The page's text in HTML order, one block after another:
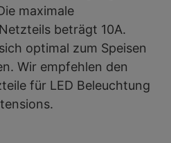
maximale
beträgt 10A.
optimal zum Speisen
Wir empfehlen den
für LED Beleuchtung